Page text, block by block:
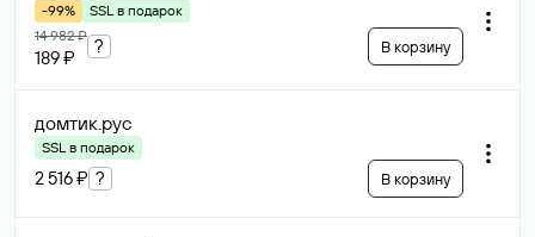
-99%
SSL в подарок
14 982 ₽
189 ₽
? В корзину
домтик.рус
SSL в подарок
2 516 ₽ ? В корзину